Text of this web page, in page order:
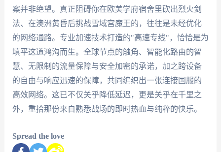
案并非绝望。真正阻碍你在欧美学府宿舍里砍出烈火剑
法、在澳洲黄昏后挑战雪域宫魔王的，往往是未经优化
的网络通路。专业加速技术打造的"高速专线"，恰恰是为
填平这道鸿沟而生。全球节点的触角、智能化路由的智
慧、无限制的流量保障与安全加密的承诺，加之跨设备
的自由与响应迅速的保障，共同编织出一张连接国服的
高效网络。这已不仅关乎降低延迟，更是关乎在千里之
外，重拾那份来自熟悉战场的即时热血与纯粹的快乐。
Spread the love